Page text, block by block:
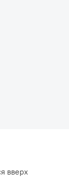
вверх